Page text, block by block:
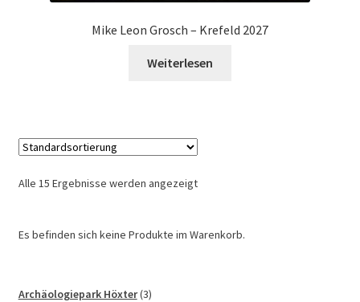
Mike Leon Grosch – Krefeld 2027
Weiterlesen
Alle 15 Ergebnisse werden angezeigt
Es befinden sich keine Produkte im Warenkorb.
Archäologiepark Höxter 33